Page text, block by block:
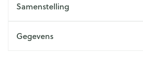
Samenstelling
Gegevens